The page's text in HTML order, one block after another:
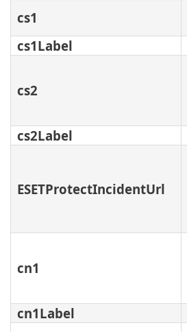
cs1
cs1Label
cs2
cs2Label
ESETProtectIncidentUrl
cn1
cn1Label